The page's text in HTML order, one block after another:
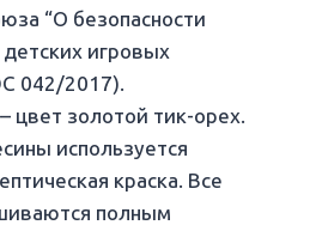
“О безопасности
игровых
042/2017).
цвет золотой тик-орех.
используется
краска. Все
полным